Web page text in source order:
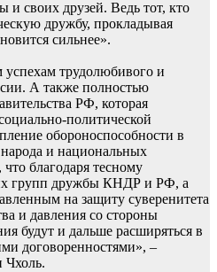
и своих друзей. Ведь тот, кто
дружбу, прокладывая
сильнее».
трудолюбивого и
А также полностью
РФ, которая
политической
обороноспособности в
и национальных
благодаря тесному
групп дружбы КНДР и РФ, а
на защиту суверенитета
и давления со стороны
будут и дальше расширяться в
договоренностями», –
Чхоль.